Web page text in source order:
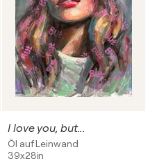
I love you, but...
Öl auf Leinwand
39x28in